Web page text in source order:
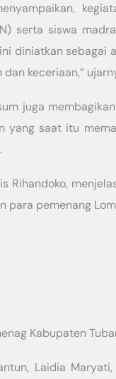
serta siswa
diniatkan sebagai
keceriaan,”
juga
yang saat itu
Rihandoko,
para pemenang
Kabupaten
Laidia